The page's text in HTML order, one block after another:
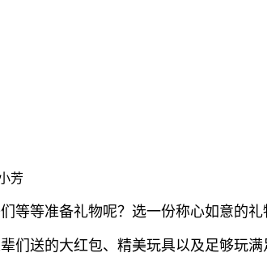
芳
等等准备礼物呢？选一份称心如意的礼
们送的大红包、精美玩具以及足够玩